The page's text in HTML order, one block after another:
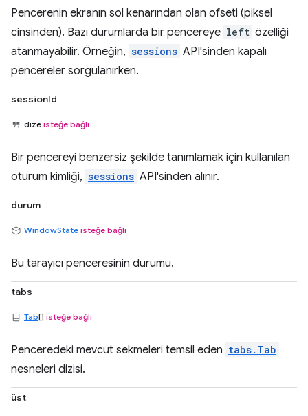
Pencerenin ekranın sol kenarından olan ofseti (piksel
cinsinden). Bazı durumlarda bir pencereye left özelliği
atanmayabilir. Örneğin, sessions API'sinden kapalı
pencereler sorgulanırken.
sessionId
dize isteğe bağlı
Bir pencereyi benzersiz şekilde tanımlamak için kullanılan
oturum kimliği, sessions API'sinden alınır.
durum
WindowState isteğe bağlı
Bu tarayıcı penceresinin durumu.
tabs
Tab[] isteğe bağlı
Penceredeki mevcut sekmeleri temsil eden tabs.Tab
nesneleri dizisi.
üst